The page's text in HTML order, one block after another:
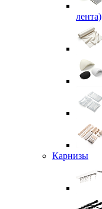
лента)
Карнизы